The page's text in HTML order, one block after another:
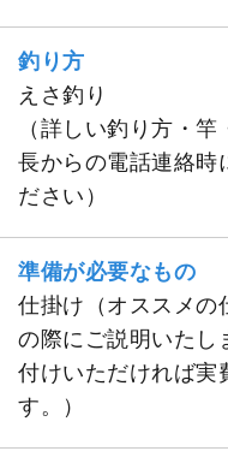
釣り方
えさ釣り
（詳しい釣り方・
長からの電話連絡時
ださい）
準備が必要なもの
仕掛け（オススメの
の際にご説明いたし
付けいただければ実
す。）